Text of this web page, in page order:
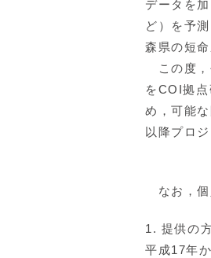
データを
ど）を予
森県の短
この度，
をCOI拠
め，可能
以降プロ
なお，個
1. 提供の
平成17年